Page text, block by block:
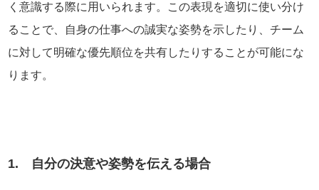
く意識する際に用いられます。この表現を適切に使い分け
ることで、自身の仕事への誠実な姿勢を示したり、チーム
に対して明確な優先順位を共有したりすることが可能にな
ります。
1. 自分の決意や姿勢を伝える場合